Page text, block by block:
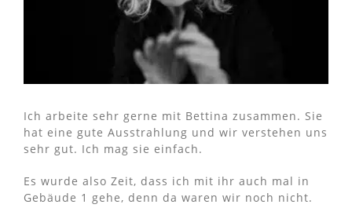
Ich arbeite sehr gerne mit Bettina zusammen. Sie
hat eine gute Ausstrahlung und wir verstehen uns
sehr gut. Ich mag sie einfach.
Es wurde also Zeit, dass ich mit ihr auch mal in
Gebäude 1 gehe, denn da waren wir noch nicht.